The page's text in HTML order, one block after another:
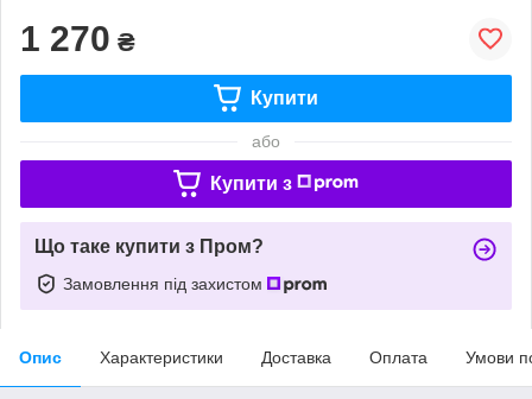
1 270 ₴
Купити
або
Купити з
Що таке купити з Пром?
Замовлення під захистом
Опис Характеристики Доставка Оплата Умови